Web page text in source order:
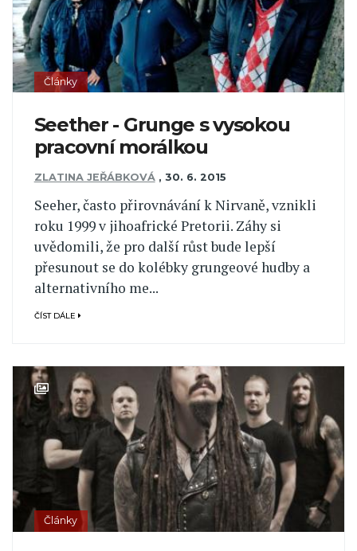
Články
Seether - Grunge s vysokou
pracovní morálkou
ZLATINA JEŘÁBKOVÁ , 30. 6. 2015
Seeher, často přirovnávání k Nirvaně, vznikli
roku 1999 v jihoafrické Pretorii. Záhy si
uvědomili, že pro další růst bude lepší
přesunout se do kolébky grungeové hudby a
alternativního me...
ČÍST DÁLE
Články